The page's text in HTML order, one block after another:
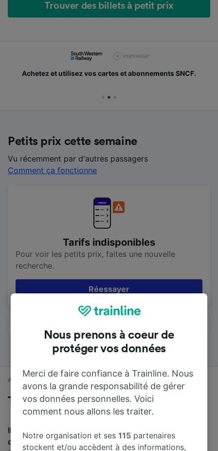
Trouver des billets à petit prix
Achetez et utilisez vos cartes et abonnements SNCF.
Petits prix cette semaine
Vu récemment par d'autres passagers
Comment ça fonctionne
Tarifs indisponibles
Pour voir les petits prix, faites une nouvelle
recherche.
Réessayer
Accueil
Trains de Dorchester à Bournemouth
Il faut en moyenne 47 min pour parcourir en train la
distance de 41 km entre Dorchester et Bournemouth.
Nous prenons à coeur de
protéger vos données
Merci de faire confiance à Trainline. Nous
avons la grande responsabilité de gérer
vos données personnelles. Voici
comment nous allons les traiter.
Notre organisation et ses115 partenaires
stockent et/ou accèdent à des informations,